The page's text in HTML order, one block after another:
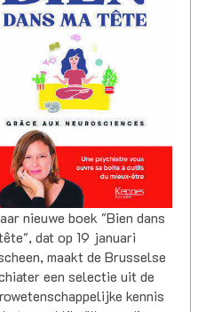
nieuwe boek "Bien dans
dat op 19 januari
maakt de Brusselse
een selectie uit de
kennis